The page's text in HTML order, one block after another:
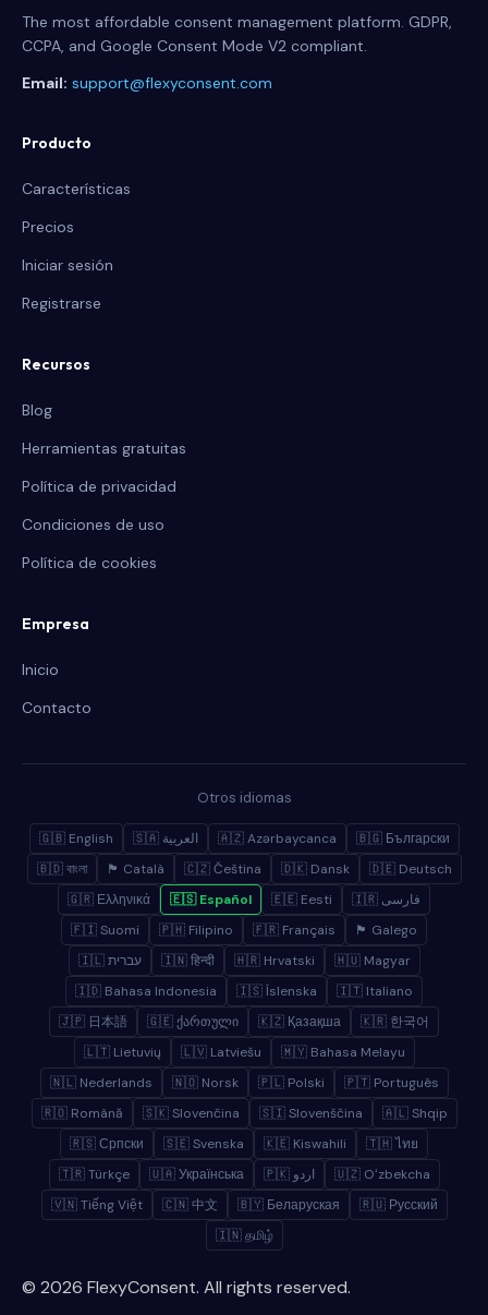
The most affordable consent management platform. GDPR,
CCPA, and Google Consent Mode V2 compliant.
Email: support@flexyconsent.com
Producto
Características
Precios
Iniciar sesión
Registrarse
Recursos
Blog
Herramientas gratuitas
Política de privacidad
Condiciones de uso
Política de cookies
Empresa
Inicio
Contacto
Otros idiomas
🇬🇧 English 🇸🇦 العربية 🇦🇿 Azərbaycanca
🇧🇬 Български
🇧🇩 বাংলা
🏴 Català 🇨🇿 Čeština 🇩🇰 Dansk
🇩🇪 Deutsch
🇬🇷 Ελληνικά
🇪🇸 Español 🇪🇪 Eesti
🇮🇷 فارسی
🇫🇮 Suomi
🇵🇭 Filipino 🇫🇷 Français
🏴 Galego
🇮🇱 עברית
🇮🇳 हिन्दी 🇭🇷 Hrvatski
🇭🇺 Magyar
🇮🇩 Bahasa Indonesia
🇮🇸 Íslenska
🇮🇹 Italiano
🇯🇵 日本語
🇬🇪 ქართული 🇰🇿 Қазақша
🇰🇷 한국어
🇱🇹 Lietuvių
🇱🇻 Latviešu
🇲🇾 Bahasa Melayu
🇳🇱 Nederlands
🇳🇴 Norsk 🇵🇱 Polski
🇵🇹 Português
🇷🇴 Română
🇸🇰 Slovenčina 🇸🇮 Slovenščina
🇦🇱 Shqip
🇷🇸 Српски
🇸🇪 Svenska 🇰🇪 Kiswahili
🇹🇭 ไทย
🇹🇷 Türkçe
🇺🇦 Українська 🇵🇰 اردو
🇺🇿 Oʻzbekcha
🇻🇳 Tiếng Việt
🇨🇳 中文 🇧🇾 Беларуская
🇷🇺 Русский
🇮🇳 தமிழ்
© 2026 FlexyConsent. All rights reserved.